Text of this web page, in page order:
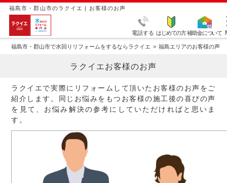
福島市・郡山市のラクイエ | お客様のお声
電話する はじめての方補助金について
福島市・郡山市で水回りリフォームをするならラクイエ 福島エリアのお客様の声
ラクイエお客様のお声
ラクイエで実際にリフォームして頂いたお客様のお声をご
紹介します。同じお悩みをもつお客様の施工後の喜びの声
を見て、お悩み解決の参考にしていただければと思いま
す。